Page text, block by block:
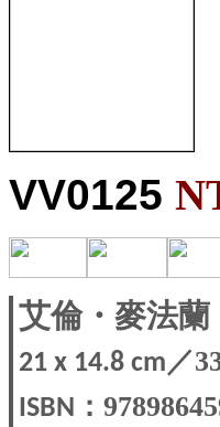
VV0125
艾倫・麥法
21 x 14.8cm／
ISBN ：